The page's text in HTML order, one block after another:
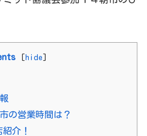
[hide]
の営業時間は？
介！